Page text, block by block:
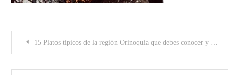
Post15 Platos típicos de la región Orinoquía que debes conocer y probar